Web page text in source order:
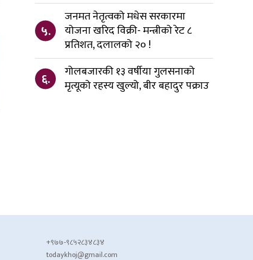
५.
जनमत नेतृत्वको मधेस सरकारमा
योजना खरिद विक्री- मन्त्रीको रेट ८
प्रतिशत, दलालको २० !
६.
गोलबजारकी १३ वर्षीया गुलसनाको
मृत्यूको रहस्य खुल्यो, बीर बहादुर पक्राउ
+९७७-९८५२८३४८३४
todaykhoj@gmail.com